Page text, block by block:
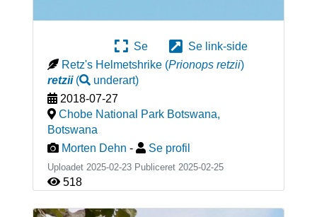
Se
Se link-side
Retz's Helmetshrike (Prionops retzii)
retzii( underart)
2018-07-27
Chobe National Park Botswana,
Botswana
Morten Dehn - Se profil
Uploadet 2025-02-23 Publiceret 2025-02-25
518